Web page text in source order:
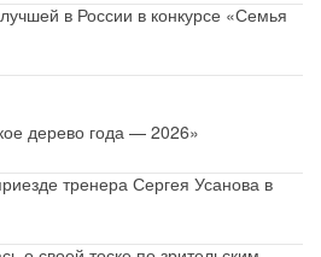
в России в конкурсе «Семья
дерево года — 2026»
тренера Сергея Усанова в